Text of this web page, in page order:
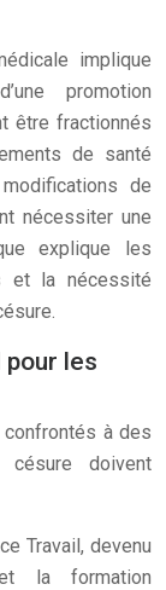
implique
promotion
être fractionnés
de santé
de
nécessiter une
explique les
et la nécessité
les
à des
doivent
Travail, devenu
et la formation